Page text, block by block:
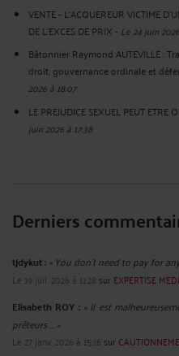
VENTE - L'ACQUEREUR VICTIME
DE L'EXCES DE PRIX- Le 24 juin
Bâtonnier Raymond AUTEVILLE :
droit, gouvernance ordinale et
2026 à 18:07
LE PREJUDICE SEXUEL PEUT
juin 2026 à 17:38
Derniers
tjdykut :« You don’t need to pay for
Le 19 juil. 2026 à 11:28 sur EXPERTISE
Elisabeth ROY : « Il est
prêteurs ... »
Le 27 janv. 2026 à 15:16 sur